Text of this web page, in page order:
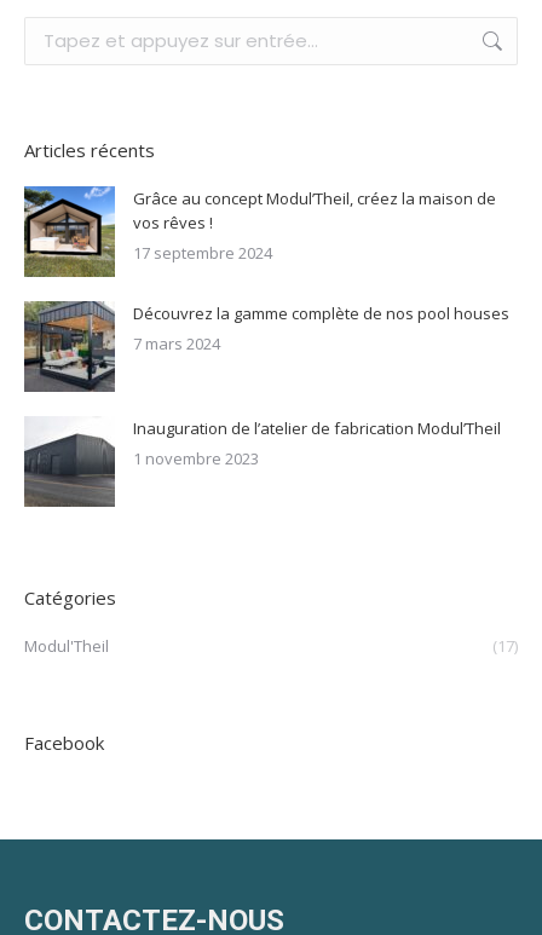
Articles récents
Grâce au concept Modul’Theil, créez la maison de
vos rêves !
17 septembre 2024
Découvrez la gamme complète de nos pool houses
7 mars 2024
Inauguration de l’atelier de fabrication Modul’Theil
1 novembre 2023
Catégories
Modul'Theil (17)
Facebook
CONTACTEZ-NOUS